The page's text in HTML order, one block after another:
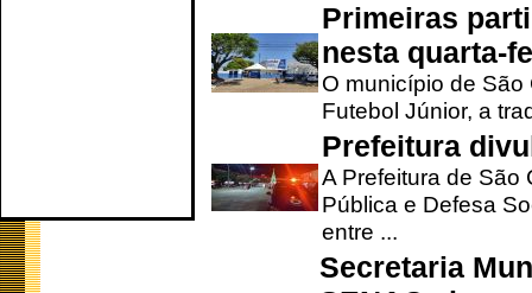
Primeiras
nesta quarta-
O município de
Futebol Júnior, a
Prefeitura
A Prefeitura de São
Pública e Defesa
entre ...
Secretaria